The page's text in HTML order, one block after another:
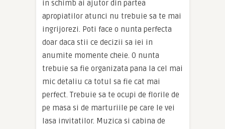
in schimb ai ajutor din partea
apropiatilor atunci nu trebuie sa te mai
ingrijorezi. Poti face o nunta perfecta
doar daca stii ce decizii sa iei in
anumite momente cheie. O nunta
trebuie sa fie organizata pana la cel mai
mic detaliu ca totul sa fie cat mai
perfect. Trebuie sa te ocupi de florile de
pe masa si de marturiile pe care le vei
lasa invitatilor. Muzica si cabina de